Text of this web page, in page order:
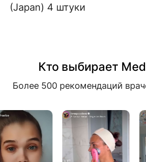
(Japan) 4 штуки
Кто выбирает
Более 500 рекомендаций